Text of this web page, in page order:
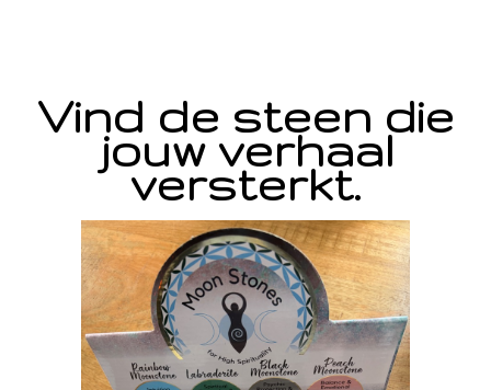
Vind de steen die
jouw verhaal
versterkt.